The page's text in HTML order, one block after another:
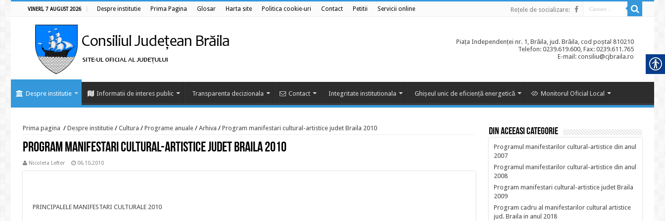
VINERI, 7 AUGUST 2026 Despre institutie Prima Pagina Glosar Harta site Politica cookie-uri Contact Petitii Servicii online Rețele de socializare:
Piața Independenței nr. 1, Brăila, jud. Brăila, cod poștal 810210
Telefon: 0239.619.600, Fax: 0239.611.765
E-mail: consiliu@cjbraila.ro
Despre institutie Informatii de interes public Transparenta decizionala Contact Integritate institutionala Ghișeul unic de eficiență energetică Monitorul Oficial Local
Prima pagina / Despre institutie / Cultura / Programe anuale / Arhiva / Program manifestari cultural-artistice judet Braila 2010
Program manifestari cultural-artistice judet Braila 2010
Nicoleta Lefter 06.10.2010
PRINCIPALELE MANIFESTARI CULTURALE 2010
Din aceeasi categorie
Programul manifestarilor cultural-artistice din anul
2007
Programul manifestarilor cultural-artistice din anul
2008
Program manifestari cultural-artistice judet Braila
2009
Program cadru al manifestarilor cultural artistice
jud. Braila in anul 2018